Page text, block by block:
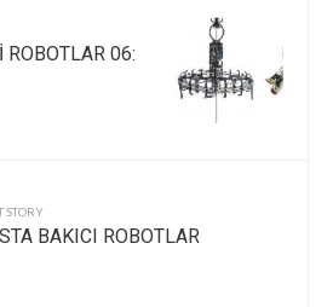
06:
STORY
BAKICI ROBOTLAR